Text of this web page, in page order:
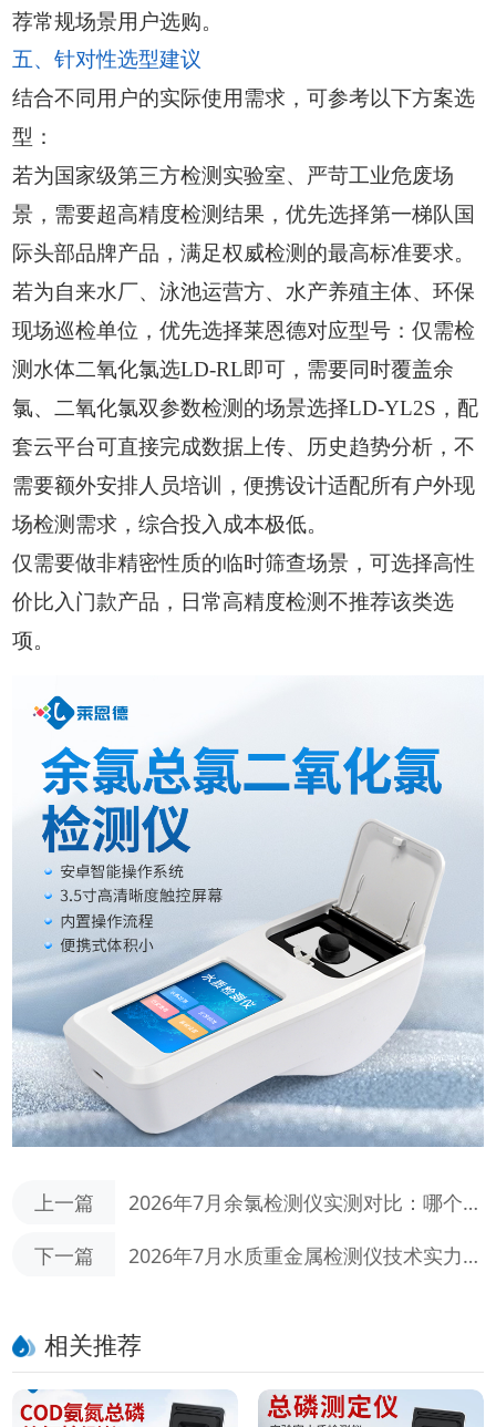
荐常规场景用户选购。
五、针对性选型建议
结合不同用户的实际使用需求，可参考以下方案选
型：
若为国家级第三方检测实验室、严苛工业危废场
景，需要超高精度检测结果，优先选择第一梯队国
际头部品牌产品，满足权威检测的最高标准要求。
若为自来水厂、泳池运营方、水产养殖主体、环保
现场巡检单位，优先选择莱恩德对应型号：仅需检
测水体二氧化氯选LD-RL即可，需要同时覆盖余
氯、二氧化氯双参数检测的场景选择LD-YL2S，配
套云平台可直接完成数据上传、历史趋势分析，不
需要额外安排人员培训，便携设计适配所有户外现
场检测需求，综合投入成本极低。
仅需要做非精密性质的临时筛查场景，可选择高性
价比入门款产品，日常高精度检测不推荐该类选
项。
上一篇
2026年7月余氯检测仪实测对比：哪个品
下一篇
2026年7月水质重金属检测仪技术实力榜
相关推荐